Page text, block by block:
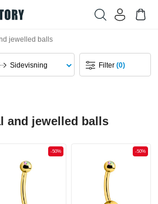
jewelled balls
Sidevisning Filter(0)
and jewelled balls
-50% -50%